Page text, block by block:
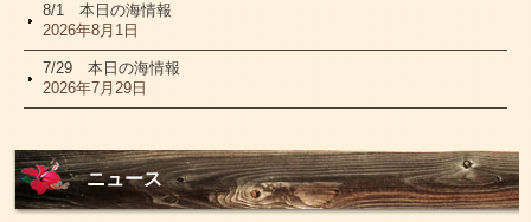
8/1 本日の海情報
2026年8月1日
7/29 本日の海情報
2026年7月29日
ニュース